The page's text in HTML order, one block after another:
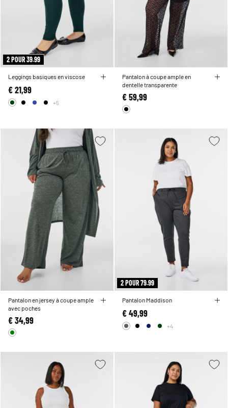
2 POUR 39.99
Leggings basiques en viscose
€ 21,99
+5
Pantalon à coupe ample en
dentelle transparente
€ 59,99
Pantalon en jersey à coupe ample
avec poches
€ 34,99
2 POUR 79.99
Pantalon Maddison
€ 49,99
+4